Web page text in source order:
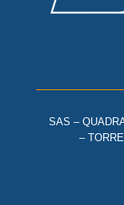
SAS –
–